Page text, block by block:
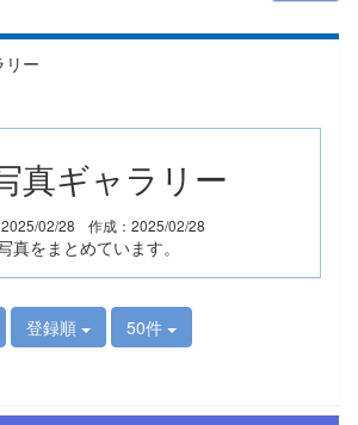
リー
真ギャラリー
02/28 作成：2025/02/28
真をまとめています。
登録順 50件